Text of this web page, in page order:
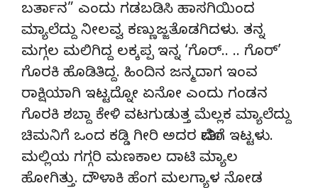
ಬರ್ತಾನ” ಎಂದು ಗಡಬಡಿಸಿ ಹಾಸಗಿಯಿಂದ
ಮ್ಯಾಲೆದ್ದು ನೀಲವ್ವ ಕಣ್ಣುಜ್ಜತೊಡಗಿದಳು. ತನ್ನ
ಮಗ್ಗಲ ಮಲಿಗಿದ್ದ ಲಕ್ಕಪ್ಪ ಇನ್ನ ‘ಗೊರ್.. .. ಗೊರ್’
ಗೊರಕಿ ಹೊಡಿತಿದ್ದ. ಹಿಂದಿನ ಜನ್ಮದಾಗ ಇಂವ
ರಾಕ್ಷಿಯಾಗಿ ಇಟ್ಟದ್ನೋ ಏನೋ ಎಂದು ಗಂಡನ
ಗೊರಕಿ ಶಬ್ದಾ ಕೇಳಿ ವಟಗುಡುತ್ತ ಮೆಲ್ಲಕ ಮ್ಯಾಲೆದ್ದು
ಚಿಮನಿಗೆ ಒಂದ ಕಡ್ಡಿ ಗೀರಿ ಅದರ ಮೋತಿಗೆ ಇಟ್ಟಳು.
ಮಲ್ಲಿಯ ಗಗ್ಗರಿ ಮಣಕಾಲ ದಾಟಿ ಮ್ಯಾಲ
ಹೋಗಿತ್ತು. ದೌಳಾಕಿ ಹೆಂಗ ಮಲಗ್ಯಾಳ ನೋಡ